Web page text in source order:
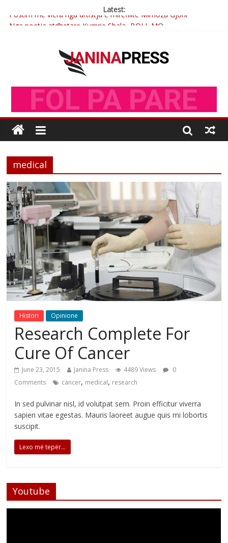
Latest:
Postim me vlera nga artistja e mirëfilltë Mimoza Gjoni
Nga poetja atdhetare Kumrie Shala -BOLL MO
Çlirimtari Mentor Mushkolaj nderohet me mirenjohje nga
Xhevdet Qeriqi Dega e invalidëve në Fushë Kosovë
medical
Histori Opinione
Research Complete For
Cure Of Cancer
June 23, 2015 Janina Press 4489 Views
0
Comments
cancer, medical, research
In sed pulvinar nisl, id volutpat sem. Proin efficitur viverra
sapien vitae egestas. Mauris laoreet augue quis mi lobortis
suscipit.
Lexo më tepër...
Youtube